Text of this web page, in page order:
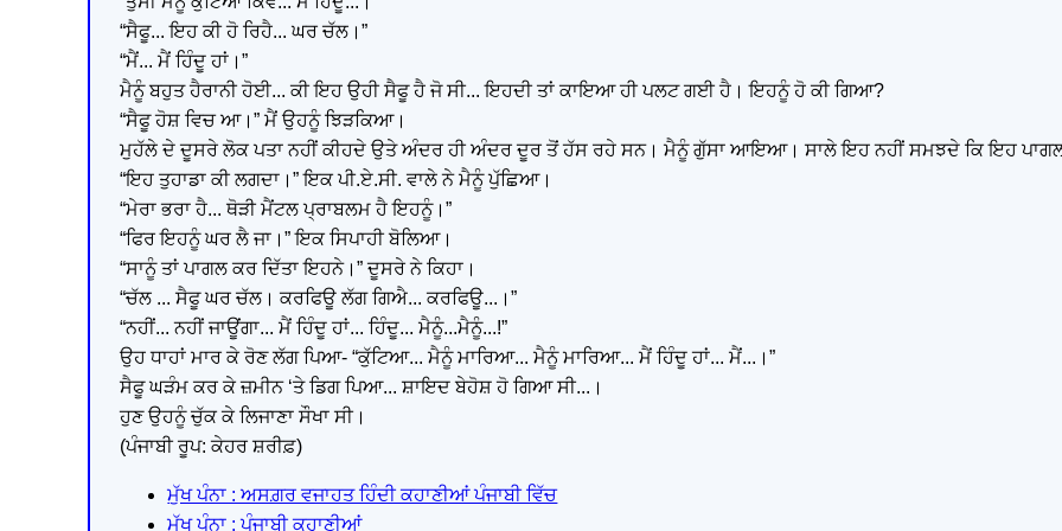
“ਸੈਫੂ... ਇਹ ਕੀ ਹੋ ਰਿਹੈ... ਘਰ ਚੱਲ।”
“ਮੈਂ... ਮੈਂ ਹਿੰਦੂ ਹਾਂ।”
ਮੈਨੂੰ ਬਹੁਤ ਹੈਰਾਨੀ ਹੋਈ... ਕੀ ਇਹ ਉਹੀ ਸੈਫੂ ਹੈ ਜੋ ਸੀ... ਇਹਦੀ ਤਾਂ ਕਾਇਆ ਹੀ ਪਲਟ ਗਈ ਹੈ। ਇਹਨੂੰ ਹੋ ਕੀ ਗਿਆ?
“ਸੈਫੂ ਹੋਸ਼ ਵਿਚ ਆ।” ਮੈਂ ਉਹਨੂੰ ਝਿੜਕਿਆ।
ਮੁਹੱਲੇ ਦੇ ਦੂਸਰੇ ਲੋਕ ਪਤਾ ਨਹੀਂ ਕੀਹਦੇ ਉਤੇ ਅੰਦਰ ਹੀ ਅੰਦਰ ਦੂਰ ਤੋਂ ਹੱਸ ਰਹੇ ਸਨ। ਮੈਨੂੰ ਗੁੱਸਾ ਆਇਆ। ਸਾਲੇ ਇਹ ਨਹੀਂ ਸਮਝਦੇ ਕਿ ਇਹ
“ਇਹ ਤੁਹਾਡਾ ਕੀ ਲਗਦਾ।” ਇਕ ਪੀ.ਏ.ਸੀ. ਵਾਲੇ ਨੇ ਮੈਨੂੰ ਪੁੱਛਿਆ।
“ਮੇਰਾ ਭਰਾ ਹੈ... ਥੋੜੀ ਮੈਂਟਲ ਪ੍ਰਾਬਲਮ ਹੈ ਇਹਨੂੰ।”
“ਫਿਰ ਇਹਨੂੰ ਘਰ ਲੈ ਜਾ।” ਇਕ ਸਿਪਾਹੀ ਬੋਲਿਆ।
“ਸਾਨੂੰ ਤਾਂ ਪਾਗਲ ਕਰ ਦਿੱਤਾ ਇਹਨੇ।” ਦੂਸਰੇ ਨੇ ਕਿਹਾ।
“ਚੱਲ ... ਸੈਫੂ ਘਰ ਚੱਲ। ਕਰਫਿਊ ਲੱਗ ਗਿਐ... ਕਰਫਿਊ...।”
“ਨਹੀਂ... ਨਹੀਂ ਜਾਊਂਗਾ... ਮੈਂ ਹਿੰਦੂ ਹਾਂ... ਹਿੰਦੂ... ਮੈਨੂੰ...ਮੈਨੂੰ...!”
ਉਹ ਧਾਹਾਂ ਮਾਰ ਕੇ ਰੋਣ ਲੱਗ ਪਿਆ- “ਕੁੱਟਿਆ... ਮੈਨੂੰ ਮਾਰਿਆ... ਮੈਨੂੰ ਮਾਰਿਆ... ਮੈਂ ਹਿੰਦੂ ਹਾਂ... ਮੈਂ...।”
ਸੈਫੂ ਘੜੰਮ ਕਰ ਕੇ ਜ਼ਮੀਨ ‘ਤੇ ਡਿਗ ਪਿਆ... ਸ਼ਾਇਦ ਬੇਹੋਸ਼ ਹੋ ਗਿਆ ਸੀ...।
ਹੁਣ ਉਹਨੂੰ ਚੁੱਕ ਕੇ ਲਿਜਾਣਾ ਸੌਖਾ ਸੀ।
(ਪੰਜਾਬੀ ਰੂਪ: ਕੇਹਰ ਸ਼ਰੀਫ਼)
ਮੁੱਖ ਪੰਨਾ : ਅਸਗ਼ਰ ਵਜਾਹਤ ਹਿੰਦੀ ਕਹਾਣੀਆਂ ਪੰਜਾਬੀ ਵਿੱਚ
ਮੁੱਖ ਪੰਨਾ : ਪੰਜਾਬੀ ਕਹਾਣੀਆਂ